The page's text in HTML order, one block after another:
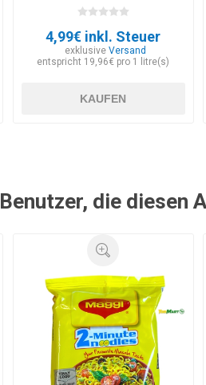
4,99€ inkl. Steuer
exklusive Versand
entspricht 19,96€ pro 1 litre(s)
KAUFEN
Benutzer, die diesen